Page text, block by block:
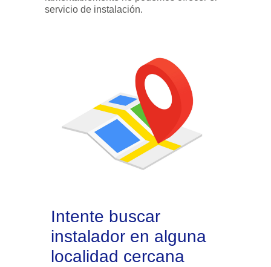
servicio de instalación.
Intente buscar
instalador en alguna
localidad cercana